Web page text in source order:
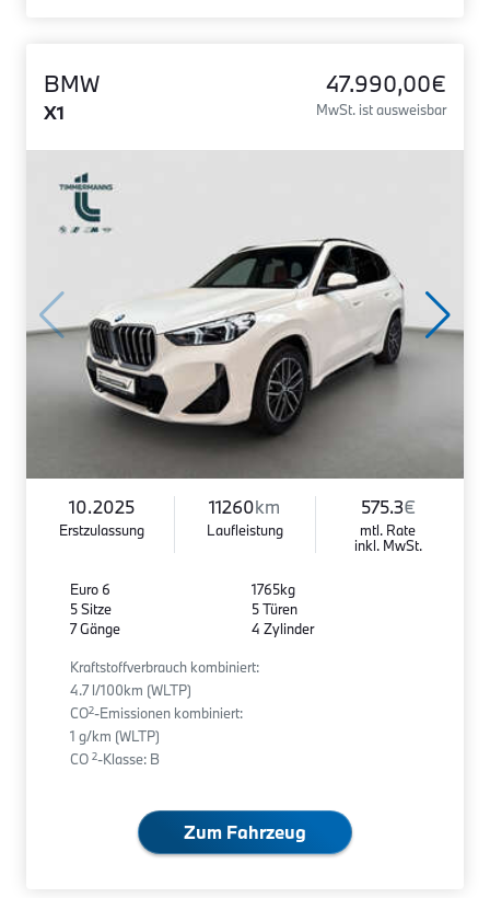
BMW
X1
47.990,00€
MwSt. ist ausweisbar
10.2025
Erstzulassung
11260km
Laufleistung
575.3€
mtl. Rate
inkl. MwSt.
Euro 6
5 Sitze
7 Gänge
1765kg
5 Türen
4 Zylinder
Kraftstoffverbrauch kombiniert:
4.7 l/100km (WLTP)
CO2-Emissionen kombiniert:
1 g/km (WLTP)
CO 2-Klasse: B
Zum Fahrzeug